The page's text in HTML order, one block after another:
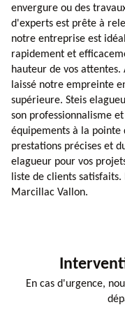
envergure ou des
d'experts est prête à
notre entreprise est
rapidement et
hauteur de vos
laissé notre empreinte
supérieure. Steis
son professionnalisme
équipements à la pointe
prestations précises et
elagueur pour vos
liste de clients
Marcillac Vallon.
En cas d'urgence,